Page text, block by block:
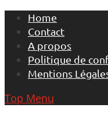
Skip
content
Home
Contact
A propos
Politique de
Mentions
Top Menu